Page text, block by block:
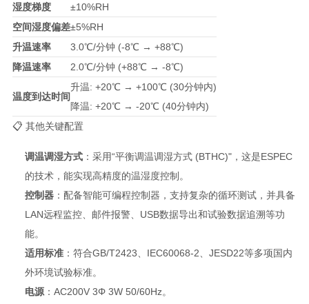
湿度梯度
±10%RH
空间湿度偏差±5%RH
升温速率
3.0℃/分钟 (-8℃ → +88℃)
降温速率
2.0℃/分钟 (+88℃ → -8℃)
温度到达时间
升温: +20℃ → +100℃ (30分钟内)
降温: +20℃ → -20℃ (40分钟内)
📋 其他关键配置
调温调湿方式：采用“平衡调温调湿方式 (BTHC)"，这是ESPEC
的技术，能实现高精度的温湿度控制。
控制器：配备智能可编程控制器，支持复杂的循环测试，并具备
LAN远程监控、邮件报警、USB数据导出和试验数据追溯等功
能。
适用标准：符合GB/T2423、IEC60068-2、JESD22等多项国内
外环境试验标准。
电源：AC200V 3Φ 3W 50/60Hz。